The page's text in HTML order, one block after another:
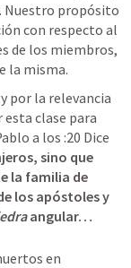
Nuestro propósito
con respecto al
de los miembros,
la misma.
por la relevancia
clase para
a los :20 Dice
sino que
la familia de
los apóstoles y
angular…
en